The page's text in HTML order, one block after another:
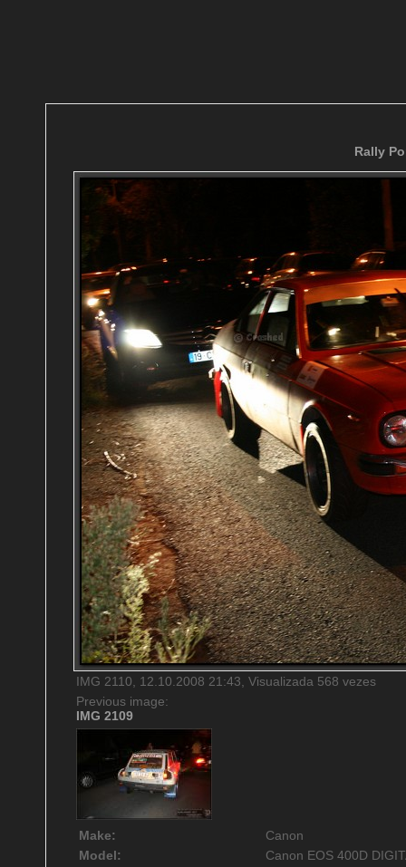
Rally
IMG 2110, 12.10.2008 21:43, Visualizada 568 vezes
Previous image:
IMG 2109
Make:
Canon
Model:
Canon EOS 400D